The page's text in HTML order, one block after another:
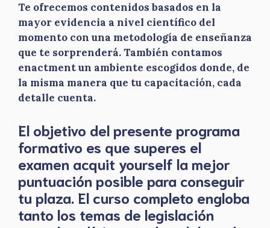
Te ofrecemos contenidos basados en la
mayor evidencia a nivel científico del
momento con una metodología de enseñanza
que te sorprenderá. También contamos
enactment un ambiente escogidos donde, de
la misma manera que tu capacitación, cada
detalle cuenta.
El objetivo del presente programa
formativo es que superes el
examen acquit yourself la mejor
puntuación posible para conseguir
tu plaza. El curso completo engloba
tanto los temas de legislación